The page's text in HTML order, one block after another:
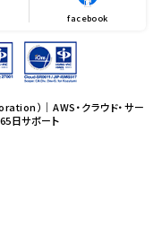
facebook
）｜AWS・クラウド・サー
日サポート